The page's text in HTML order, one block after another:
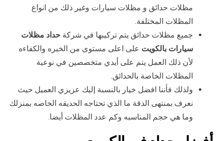
مظلات حدائق و مظلات سيارات وغير ذلك من انواع
المظلات المختلفة.
جميع مظلات حدائق يتم تركيبها في شركة حداد مظلات
سيارات بالكويت على اعلى مستوى من الخبره والكفاءه
لأن ذلك العمل يتم على أيدي متخصصين في نوعية
المظلات الخاصة بالحدائق.
ولذلك فأننا افضل خيار بالنسبة إليك عزيزي العميل حيث
نعرف بمنتهى الدقة ما الذي تحتاجه الحديقه الخاصه بمنزلك
وما هي حجم المناسبه وكم عدد المظلات أيضا.